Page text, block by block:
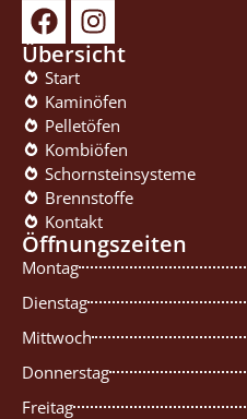
Übersicht
Start
Kaminöfen
Pelletöfen
Kombiöfen
Schornsteinsysteme
Brennstoffe
Kontakt
Öffnungszeiten
Montag
Dienstag
Mittwoch
Donnerstag
Freitag